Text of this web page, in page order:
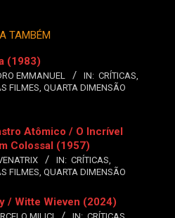
TAMBÉM
(1983)
EMMANUEL IN: CRÍTICAS
FILMES QUARTA DIMENSÃO
Atômico / O Incrível
Colossal (1957)
IN: CRÍTICAS
FILMES QUARTA DIMENSÃO
/ Witte Wieven (2024)